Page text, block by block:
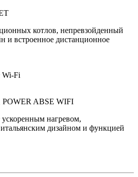
котлов, непревзойденный
и встроенное дистанционное
Wi-Fi
ABSE WIFI
ускоренным нагревом,
дизайном и функцией